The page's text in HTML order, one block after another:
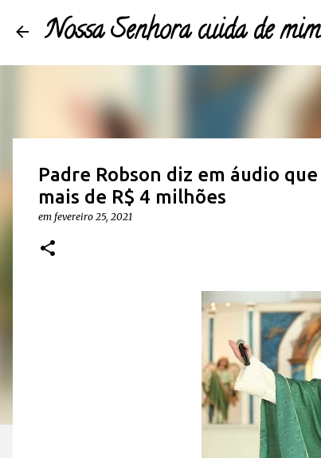
Nossa Senhora cuida de
Padre Robson diz em áudio
mais de R$ 4 milhões
em fevereiro 25, 2021